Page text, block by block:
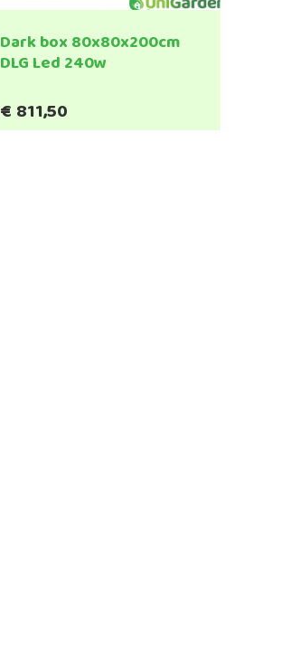
Dark box 80x80x200cm
DLG Led 240w
€ 811,50